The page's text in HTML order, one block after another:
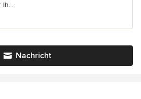
Nachricht